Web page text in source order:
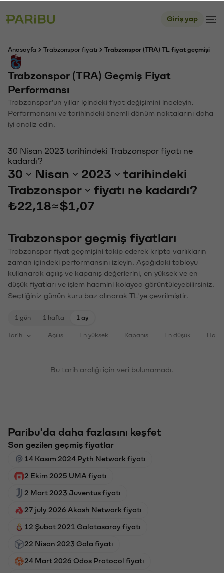
Giriş yap
Anasayfa Trabzonspor fiyatı Trabzonspor (TRA) TL fiyat geçmişi
Trabzonspor (TRA) Geçmiş Fiyat
Performansı
Trabzonspor'un yıllar içindeki fiyat değişimini inceleyin.
Performansını ve tarihindeki önemli dönüm noktalarını daha
iyi analiz edin.
30 Nisan 2023 tarihindeki Trabzonspor fiyatı ne
kadardı?
30 Nisan 2023
tarihindeki
Trabzonspor
fiyatı ne kadardı?
₺22,18≈$1,07
Trabzonspor geçmiş fiyatları
Trabzonspor fiyat geçmişini takip ederek kripto varlıkların
zaman içindeki performansını izleyin. Aşağıdaki tabloyu
kullanarak açılış ve kapanış değerlerini, en yüksek ve en
düşük fiyatları ve işlem hacmini kolayca görüntüleyebilirsiniz.
Seçtiğiniz günün kuru baz alınarak TL'ye çevrilmiştir.
1 gün 1 hafta 1 ay
Tarih Açılış En yüksek Kapanış En düşük
Bu tarih aralığı için veri bulunamadı.
Paribu'da daha fazlasını keşfet
Son gezilen geçmiş fiyatlar
14 Kasım 2024 Pyth Network fiyatı
2 Ekim 2025 UMA fiyatı
2 Mart 2023 Juventus fiyatı
27 july 2026 Akash Network fiyatı
12 Şubat 2021 Galatasaray fiyatı
22 Nisan 2023 Gala fiyatı
24 Mart 2026 Odos Protocol fiyatı